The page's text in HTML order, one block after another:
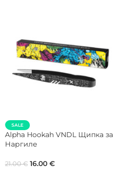
SALE
Alpha Hookah ORO Gold
Щипка за Наргиле
30.00€ 21.00€